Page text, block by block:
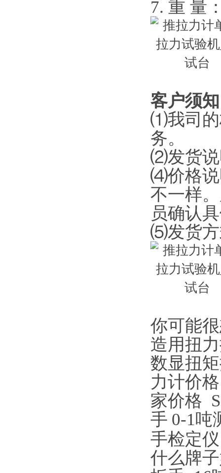
7. 重 量
客户须
⑴我司的
务。
⑵发货说
⑷价格说
不一样
员确认
⑸发货方
你可能
造用扭
数显扭
力计价格
家价格
手 0-1吨
手检定仪
什么牌